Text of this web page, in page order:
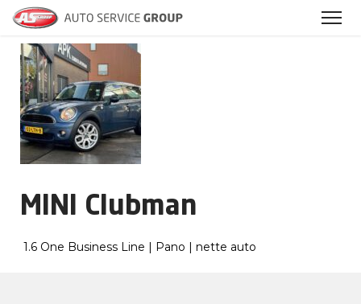
Archieven
MINI Clubman
1.6 One Business Line | Pano | nette auto